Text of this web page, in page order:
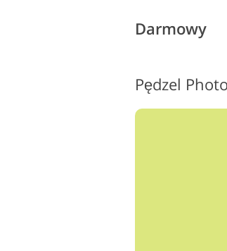
Darmowy
Pędzel